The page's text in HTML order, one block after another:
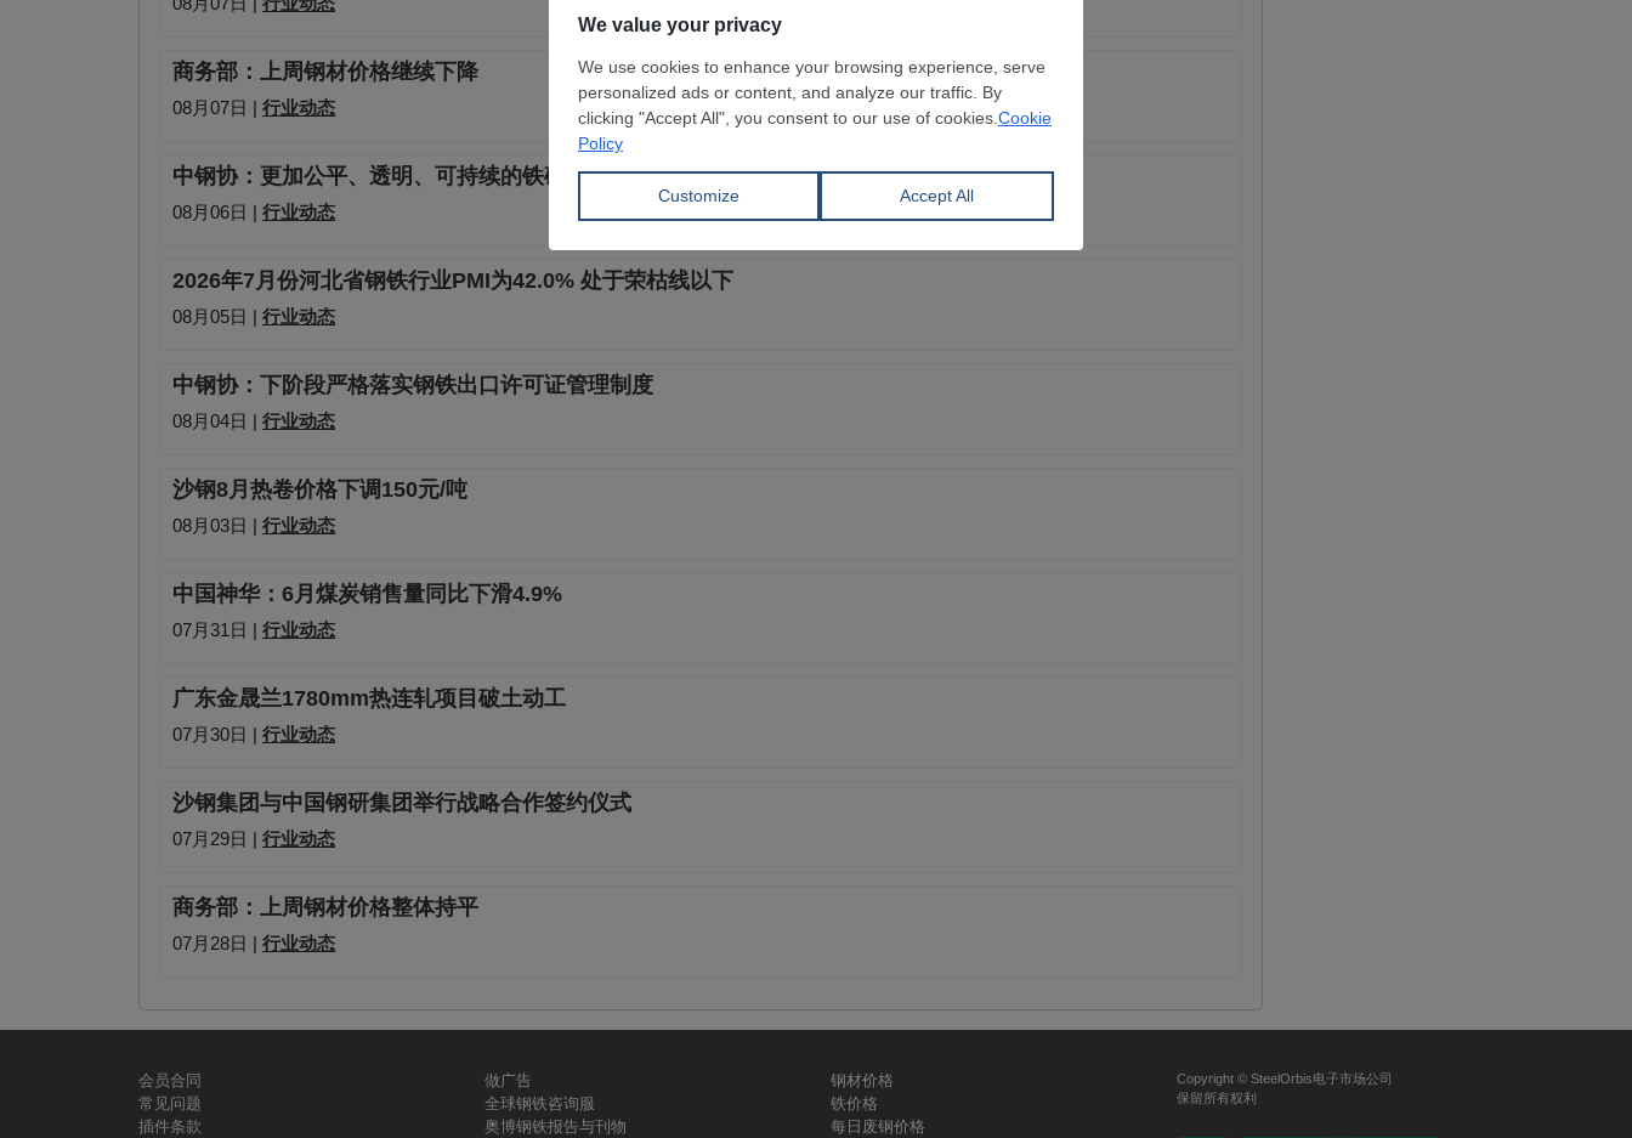
商务部：上周钢材价格继续下降
08月07日 | 行业动态
中钢协：更加公平、透明、可持续的铁矿石市场新秩序正逐步构建
08月06日 | 行业动态
2026年7月份河北省钢铁行业PMI为42.0% 处于荣枯线以下
08月05日 | 行业动态
中钢协：下阶段严格落实钢铁出口许可证管理制度
08月04日 | 行业动态
沙钢8月热卷价格下调150元/吨
08月03日 | 行业动态
中国神华：6月煤炭销售量同比下滑4.9%
07月31日 | 行业动态
广东金晟兰1780mm热连轧项目破土动工
07月30日 | 行业动态
沙钢集团与中国钢研集团举行战略合作签约仪式
07月29日 | 行业动态
商务部：上周钢材价格整体持平
07月28日 | 行业动态
会员合同
常见问题
插件条款
做广告
全球钢铁咨询服
奥博钢铁报告与刊物
钢材价格
铁价格
每日废钢价格
Copyright © SteelOrbis电子市场公司
保留所有权利